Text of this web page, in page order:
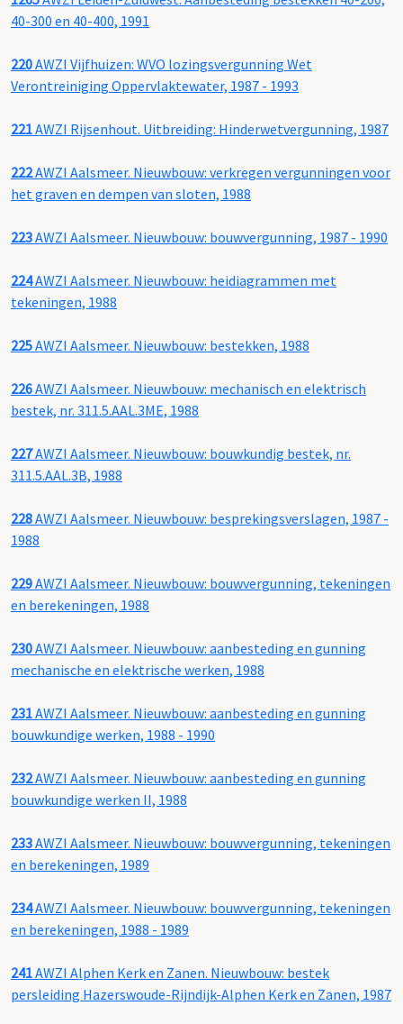
40-300 en 40-400, 1991
220AWZI Vijfhuizen: WVO lozingsvergunning Wet
Verontreiniging Oppervlaktewater, 1987 - 1993
221AWZI Rijsenhout. Uitbreiding: Hinderwetvergunning, 1987
222AWZI Aalsmeer. Nieuwbouw: verkregen vergunningen voor
het graven en dempen van sloten, 1988
223AWZI Aalsmeer. Nieuwbouw: bouwvergunning, 1987 - 1990
224AWZI Aalsmeer. Nieuwbouw: heidiagrammen met
tekeningen, 1988
225AWZI Aalsmeer. Nieuwbouw: bestekken, 1988
226AWZI Aalsmeer. Nieuwbouw: mechanisch en elektrisch
bestek, nr. 311.5.AAL.3ME, 1988
227AWZI Aalsmeer. Nieuwbouw: bouwkundig bestek, nr.
311.5.AAL.3B, 1988
228AWZI Aalsmeer. Nieuwbouw: besprekingsverslagen, 1987 -
1988
229AWZI Aalsmeer. Nieuwbouw: bouwvergunning, tekeningen
en berekeningen, 1988
230AWZI Aalsmeer. Nieuwbouw: aanbesteding en gunning
mechanische en elektrische werken, 1988
231AWZI Aalsmeer. Nieuwbouw: aanbesteding en gunning
bouwkundige werken, 1988 - 1990
232AWZI Aalsmeer. Nieuwbouw: aanbesteding en gunning
bouwkundige werken II, 1988
233AWZI Aalsmeer. Nieuwbouw: bouwvergunning, tekeningen
en berekeningen, 1989
234AWZI Aalsmeer. Nieuwbouw: bouwvergunning, tekeningen
en berekeningen, 1988 - 1989
241AWZI Alphen Kerk en Zanen. Nieuwbouw: bestek
persleiding Hazerswoude-Rijndijk-Alphen Kerk en Zanen, 1987